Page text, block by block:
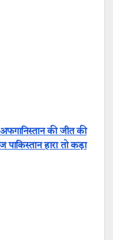
की जीत की
हारा तो कड़ा